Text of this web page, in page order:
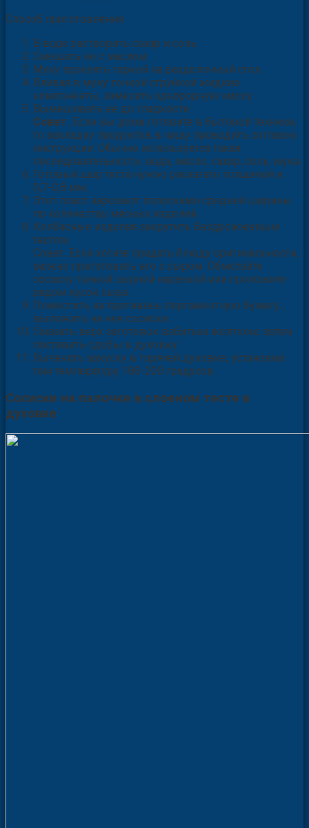
Способ приготовления
В воде растворить сахар и соль.
Смешать ее с маслом.
Муку просеять горкой на разделочный стол.
Вливая в муку тонкой струйкой жидкие
компоненты, замесить однородную массу.
Вымешивать ее до гладкости.
Совет. Если вы дома готовите в бытовой технике,
то закладку продуктов в чашу проводить согласно
инструкции. Обычно используется такая
последовательность: вода, масло, сахар, соль, мука.
Готовый шар теста нужно раскатать толщиной в
0,7-0,8 мм.
Этот пласт нарезают полосками средней ширины
по количеству мясных изделий.
Колбасные изделия закрутить бездрожжевым
тестом.
Совет. Если хотите придать блюду оригинальности,
можно приготовить его с сыром. Обмотайте
сосиску тонкой сырной нарезкой или проложите
рядом кусок сыра.
Поместить на противень пергаментную бумагу,
выложить на нее сосиски.
Смазать верх заготовок взбитым желтком, затем
поставить сдобы в духовку.
Выпекать закуску в горячей духовке, установив
там температуру 180-200 градусов.
Сосиски на палочке в слоеном тесте в
духовке